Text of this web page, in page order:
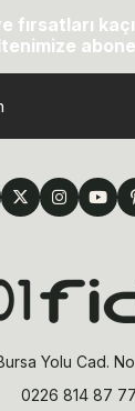
fırsatları
Yolu Cad.
0226 814 87 77